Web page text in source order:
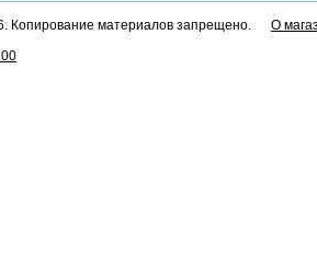
Копирование материалов запрещено. О